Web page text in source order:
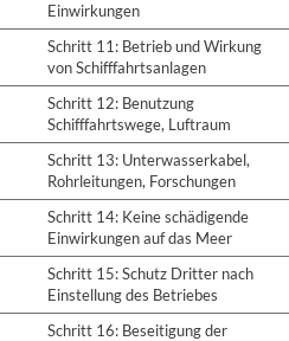
Einwirkungen
Schritt 11: Betrieb und Wirkung
von Schifffahrtsanlagen
Schritt 12: Benutzung
Schifffahrtswege, Luftraum
Schritt 13: Unterwasserkabel,
Rohrleitungen, Forschungen
Schritt 14: Keine schädigende
Einwirkungen auf das Meer
Schritt 15: Schutz Dritter nach
Einstellung des Betriebes
Schritt 16: Beseitigung der